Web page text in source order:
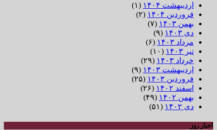
اردیبهشت ۱۴۰۴
(۱)
فروردین ۱۴۰۴
(۲)
بهمن ۱۴۰۳
(۷)
دی ۱۴۰۳
(۹)
مرداد ۱۴۰۳
(۶)
تیر ۱۴۰۳
(۱۰)
خرداد ۱۴۰۳
(۲۹)
اردیبهشت ۱۴۰۳
(۹)
فروردین ۱۴۰۳
(۲۵)
اسفند ۱۴۰۲
(۲۶)
بهمن ۱۴۰۲
(۴۹)
دی ۱۴۰۲
(۵۱)
اخبار روز